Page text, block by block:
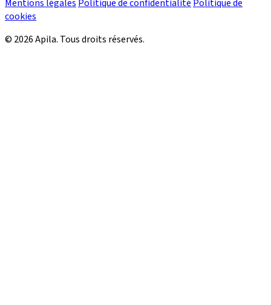
Mentions légales Politique de confidentialité Politique de
cookies
© 2026 Apila. Tous droits réservés.